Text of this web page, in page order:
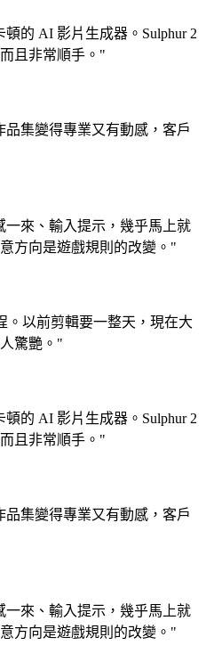
的 AI 影片生成器。Sulphur 2
且非常順手。
集變得專業又有動感，客戶
來、輸入提示，幾乎馬上就
方向是遊戲規則的改變。
。以前剪輯要一整天，現在大
驚艷。
的 AI 影片生成器。Sulphur 2
且非常順手。
集變得專業又有動感，客戶
來、輸入提示，幾乎馬上就
方向是遊戲規則的改變。